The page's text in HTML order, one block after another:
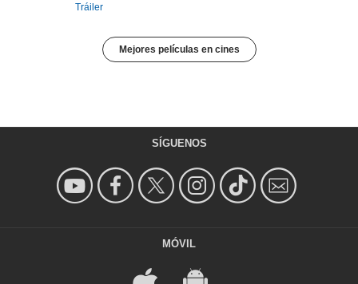
Tráiler
Mejores películas en cines
SÍGUENOS
MÓVIL